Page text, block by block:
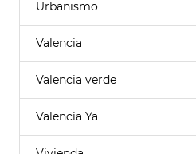
Urbanismo
Valencia
Valencia verde
Valencia Ya